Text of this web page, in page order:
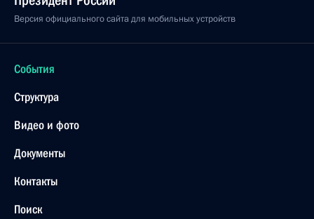
Версия официального сайта для мобильных устройств
События
Структура
Видео и фото
Документы
Контакты
Поиск